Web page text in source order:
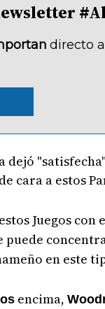
directo
dejó
cara a estos
Juegos
puede
en este
encima,